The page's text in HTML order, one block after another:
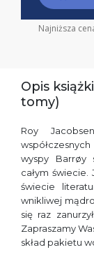
Najniższa
Opis
tomy)
Roy
wyspy Barrøy
całym świecie.
świecie
wnikliwej
się raz
Zapraszamy
skład pakietu